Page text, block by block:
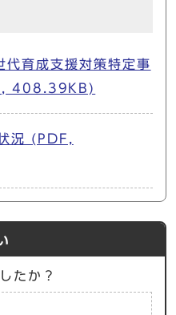
代育成支援対策特定事
408.39KB)
況 (PDF,
たか？